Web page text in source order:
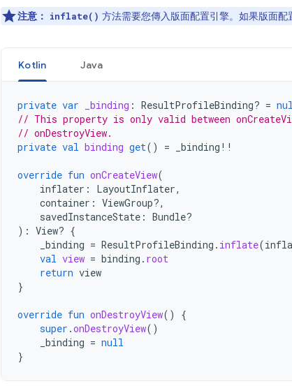
注意： inflate() 方法需要您傳入版面配置引擎。如果版面
Kotlin Java
private var _binding : ResultProfileBinding? =
// This property is only valid between
// onDestroyView.
private val binding get() = _binding !!
override fun onCreateView(
inflater : LayoutInflater,
container : ViewGroup?,
savedInstanceState : Bundle?
): View? {
_binding = ResultProfileBinding . inflate(
val view = binding . root
return view
}
override fun onDestroyView()
{
super .onDestroyView()
_binding = null
}